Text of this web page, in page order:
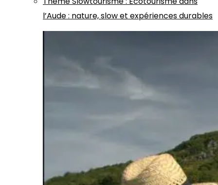
l’Aude : nature, slow et expériences durables